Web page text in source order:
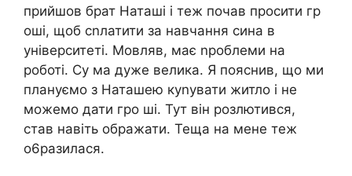
прийшов брат Наташі і теж почав просити гр
оші, щоб сnлатити за навчання сина в
університеті. Мовляв, має nроблеми на
роботі. Су ма дуже велика. Я пояснив, що ми
плануємо з Наташею куnувати житло і не
можемо дати гро ші. Тут він розлютився,
став навіть ображати. Теща на мене теж
о6разилася.